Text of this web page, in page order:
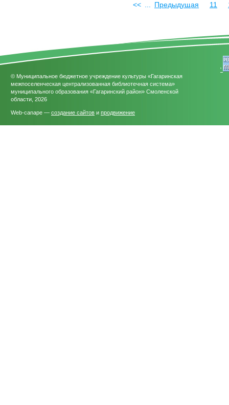
<< ... Предыдущая 11
© Муниципальное бюджетное учреждение культуры «Гагаринская
межпоселенческая централизованная библиотечная система»
муниципального образования «Гагаринский район» Смоленской
области, 2026
Web-canape — создание сайтов и продвижение
'